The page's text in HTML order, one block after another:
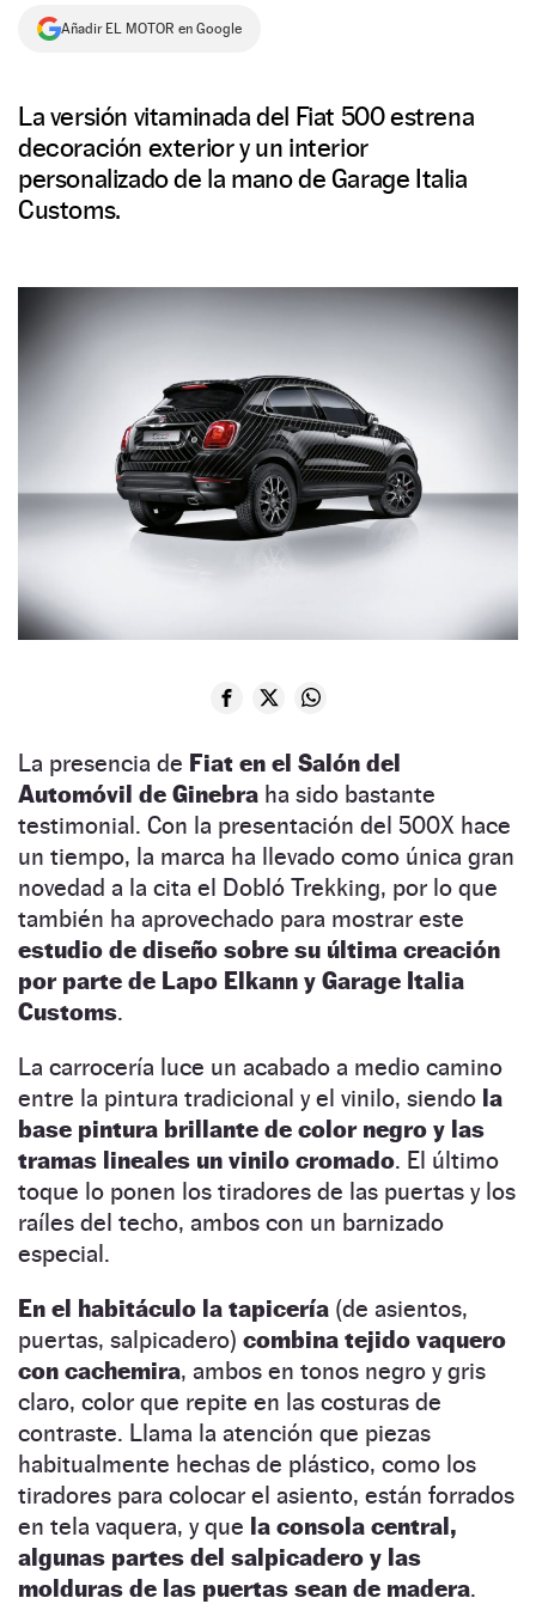
NEWSLETTER
SÍGUENOS
Añadir EL MOTOR en Google
La versión vitaminada del Fiat 500 estrena
decoración exterior y un interior
personalizado de la mano de Garage Italia
Customs.
La presencia de Fiat en el Salón del
Automóvil de Ginebra ha sido bastante
testimonial. Con la presentación del 500X hace
un tiempo, la marca ha llevado como única gran
novedad a la cita el Dobló Trekking, por lo que
también ha aprovechado para mostrar este
estudio de diseño sobre su última creación
por parte de Lapo Elkann y Garage Italia
Customs.
La carrocería luce un acabado a medio camino
entre la pintura tradicional y el vinilo, siendo la
base pintura brillante de color negro y las
tramas lineales un vinilo cromado. El último
toque lo ponen los tiradores de las puertas y los
raíles del techo, ambos con un barnizado
especial.
En el habitáculo la tapicería (de asientos,
puertas, salpicadero) combina tejido vaquero
con cachemira, ambos en tonos negro y gris
claro, color que repite en las costuras de
contraste. Llama la atención que piezas
habitualmente hechas de plástico, como los
tiradores para colocar el asiento, están forrados
en tela vaquera, y que la consola central,
algunas partes del salpicadero y las
molduras de las puertas sean de madera.